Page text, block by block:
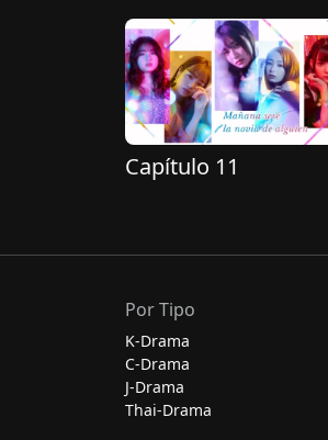
Capítulo 11
Por Tipo
K-Drama
C-Drama
J-Drama
Thai-Drama